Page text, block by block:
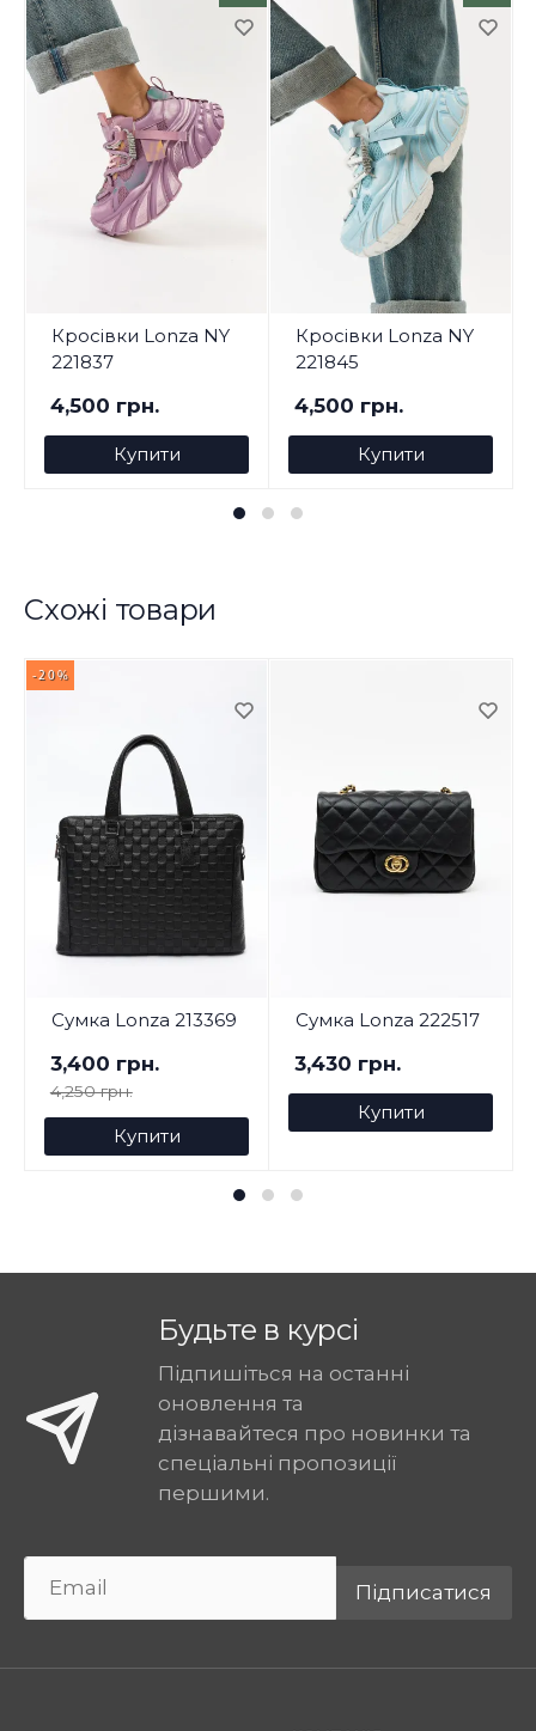
Кросівки Lonza NY
221837
4,500 грн.
Купити
Кросівки Lonza NY
221845
4,500 грн.
Купити
Схожі товари
-20%
Сумка Lonza 213369
3,400 грн.
4,250 грн.
Купити
Сумка Lonza 222517
3,430 грн.
Купити
Будьте в курсі
Підпишіться на останні
оновлення та
дізнавайтеся про новинки та
спеціальні пропозиції
першими.
Підписатися